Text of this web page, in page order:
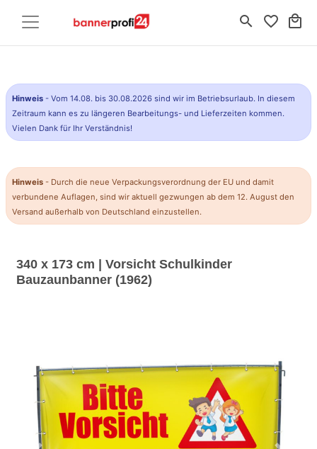
search favorite_border local_mall
Hinweis - Vom 14.08. bis 30.08.2026 sind wir im Betriebsurlaub. In diesem
Zeitraum kann es zu längeren Bearbeitungs- und Lieferzeiten kommen.
Vielen Dank für Ihr Verständnis!
Hinweis - Durch die neue Verpackungsverordnung der EU und damit
verbundene Auflagen, sind wir aktuell gezwungen ab dem 12. August den
Versand außerhalb von Deutschland einzustellen.
340 x 173 cm | Vorsicht Schulkinder
Bauzaunbanner (1962)